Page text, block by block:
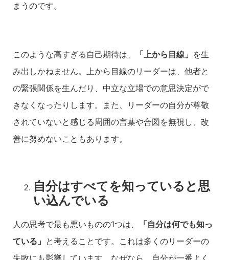
まうのです。
このような高すぎる自己期待は、 「上から目線」 を生
み出しかねません。上から目線のリーダーは、他者と
の緊張関係を生んだり、中立な立場での意思決定がで
きなくなったりします。また、リーダーの自分が尊敬
されていないと感じる周囲の言葉や合図を無視し、改
善に努めないこともあります。
自分はすべてを知っていると思
い込んでいる
人の思考で最も悪いものの1つは、
「自分は何でも知っ
ている」 と考えることです。これは多くのリーダーの
失敗にも影響しています。なぜなら、自分が一番よく